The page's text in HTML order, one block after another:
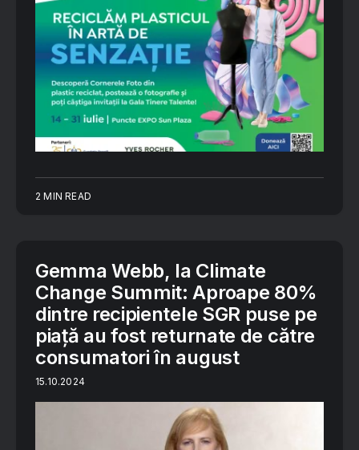
2 MIN READ
Gemma Webb, la Climate
Change Summit: Aproape 80%
dintre recipientele SGR puse pe
piaţă au fost returnate de către
consumatori în august
15.10.2024